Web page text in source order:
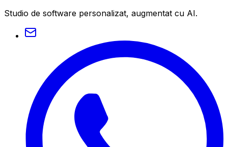
Studio de software personalizat, augmentat cu AI.